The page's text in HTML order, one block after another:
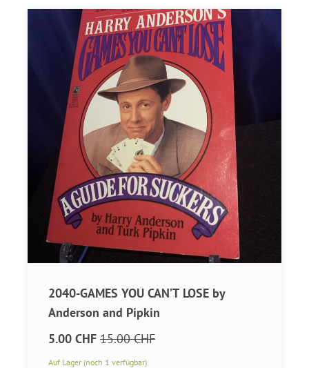
2040-GAMES YOU CAN’T LOSE by
Anderson and Pipkin
5.00 CHF 15.00 CHF
Auf Lager (noch 1 verfügbar)